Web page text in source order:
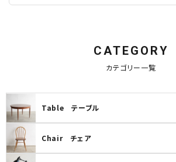
CATEGORY
カテゴリー一覧
Table テーブル
Chair チェア